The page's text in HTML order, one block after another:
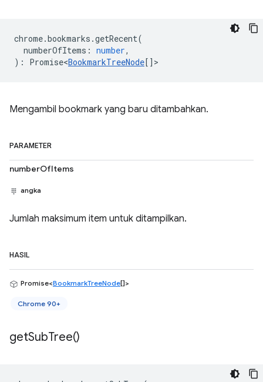
chrome.bookmarks .getRecent(
numberOfItems : number,
) : Promise<BookmarkTreeNode [] >
Mengambil bookmark yang baru ditambahkan.
PARAMETER
numberOfItems
angka
Jumlah maksimum item untuk ditampilkan.
HASIL
Promise<BookmarkTreeNode[]>
Chrome 90+
getSubTree()